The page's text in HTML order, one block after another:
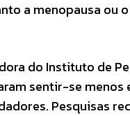
a menopausa ou
do Instituto de
sentir-se menos
Pesquisas